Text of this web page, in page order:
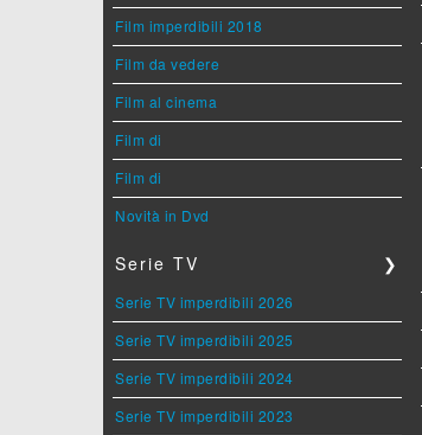
Film imperdibili 2018
Film da vedere
Film al cinema
Film di
Film di
Novità in Dvd
Serie TV ❯
Serie TV imperdibili 2026
Serie TV imperdibili 2025
Serie TV imperdibili 2024
Serie TV imperdibili 2023